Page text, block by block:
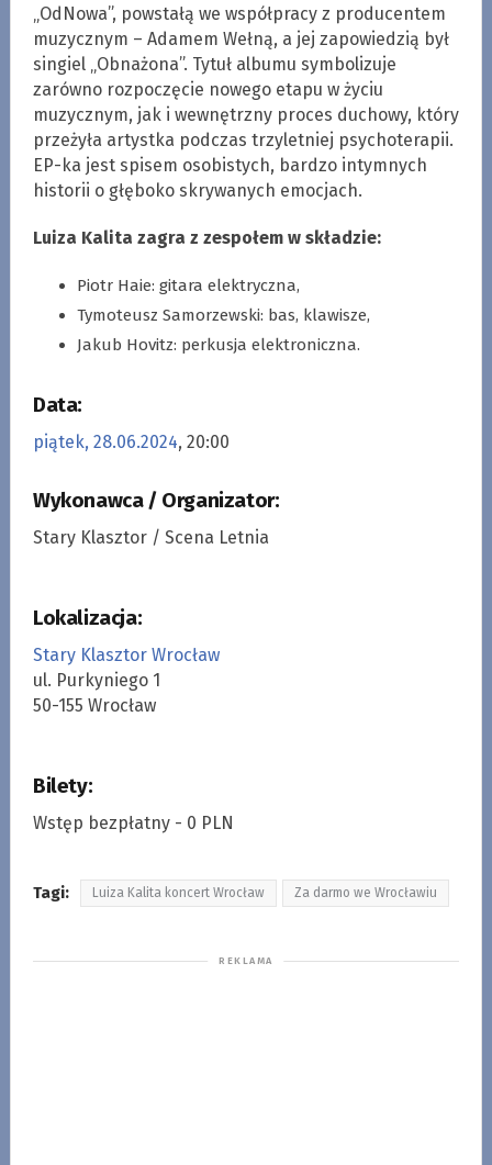
„OdNowa”, powstałą we współpracy z producentem
muzycznym – Adamem Wełną, a jej zapowiedzią był
singiel „Obnażona”. Tytuł albumu symbolizuje
zarówno rozpoczęcie nowego etapu w życiu
muzycznym, jak i wewnętrzny proces duchowy, który
przeżyła artystka podczas trzyletniej psychoterapii.
EP-ka jest spisem osobistych, bardzo intymnych
historii o głęboko skrywanych emocjach.
Luiza Kalita zagra z zespołem w składzie:
Piotr Haie: gitara elektryczna,
Tymoteusz Samorzewski: bas, klawisze,
Jakub Hovitz: perkusja elektroniczna.
Data:
piątek, 28.06.2024, 20:00
Wykonawca / Organizator:
Stary Klasztor / Scena Letnia
Lokalizacja:
Stary Klasztor Wrocław
ul. Purkyniego 1
50-155 Wrocław
Bilety:
Wstęp bezpłatny - 0 PLN
Tagi: Luiza Kalita koncert Wrocław Za darmo we Wrocławiu